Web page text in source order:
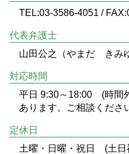
TEL:03-3586-4051 /
代表弁護士
山田公之（やまだ きみ
対応時間
平日 9:30～18:00 (時間
あります。ご相談くださ
定休日
土曜・日曜・祝日 (土日